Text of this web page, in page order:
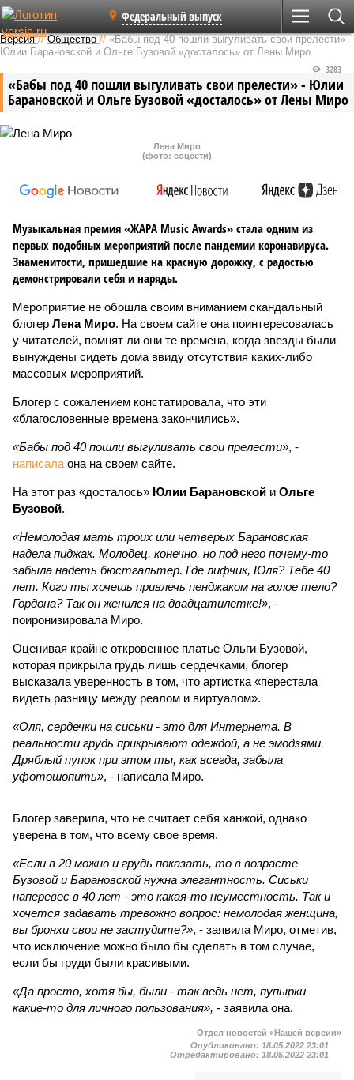
Федеральный выпуск
Версия //Общество //«Бабы под 40 пошли выгуливать свои прелести» -
Юлии Барановской и Ольге Бузовой «досталось» от Лены Миро
«Бабы под 40 пошли выгуливать свои прелести» - Юлии
Барановской и Ольге Бузовой «досталось» от Лены Миро
3283
Лена Миро
(фото: соцсети)
Музыкальная премия «ЖАРА Music Awards» стала одним из
первых подобных мероприятий после пандемии коронавируса.
Знаменитости, пришедшие на красную дорожку, с радостью
демонстрировали себя и наряды.
Мероприятие не обошла своим вниманием скандальный
блогер Лена Миро. На своем сайте она поинтересовалась
у читателей, помнят ли они те времена, когда звезды были
вынуждены сидеть дома ввиду отсутствия каких-либо
массовых мероприятий.
Блогер с сожалением констатировала, что эти
«благословенные времена закончились».
«Бабы под 40 пошли выгуливать свои прелести», -
написала она на своем сайте.
На этот раз «досталось» Юлии Барановской и Ольге
Бузовой.
«Немолодая мать троих или четверых Барановская
надела пиджак. Молодец, конечно, но под него почему-то
забыла надеть бюстгальтер. Где лифчик, Юля? Тебе 40
лет. Кого ты хочешь привлечь пенджаком на голое тело?
Гордона? Так он женился на двадцатилетке!», -
поиронизировала Миро.
Оценивая крайне откровенное платье Ольги Бузовой,
которая прикрыла грудь лишь сердечками, блогер
высказала уверенность в том, что артистка «перестала
видеть разницу между реалом и виртуалом».
«Оля, сердечки на сиськи - это для Интернета. В
реальности грудь прикрывают одеждой, а не эмодзями.
Дряблый пупок при этом ты, как всегда, забыла
уфотошопить», - написала Миро.
Блогер заверила, что не считает себя ханжой, однако
уверена в том, что всему свое время.
«Если в 20 можно и грудь показать, то в возрасте
Бузовой и Барановской нужна элегантность. Сиськи
наперевес в 40 лет - это какая-то неуместность. Так и
хочется задавать тревожно вопрос: немолодая женщина,
вы бронхи свои не застудите?», - заявила Миро, отметив,
что исключение можно было бы сделать в том случае,
если бы груди были красивыми.
«Да просто, хотя бы, были - так ведь нет, пупырки
какие-то для личного пользования», - заявила она.
Отдел новостей «Нашей версии»
Опубликовано: 18.05.2022 23:01
Отредактировано: 18.05.2022 23:01